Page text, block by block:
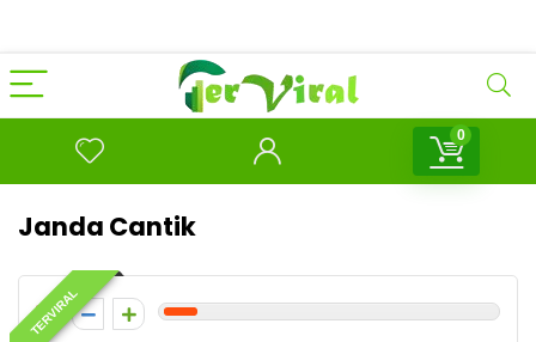
0
Janda Cantik
TERVIRAL
1